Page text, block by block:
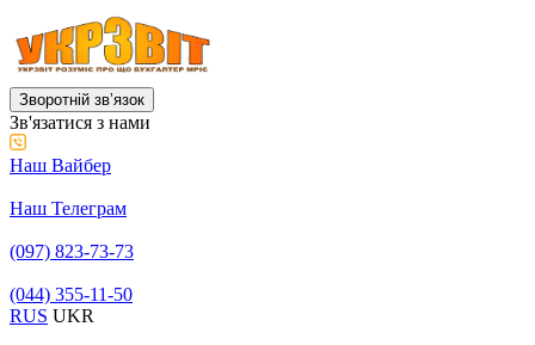
Зворотній звʼязок
Зв'язатися з нами
Наш Вайбер
Наш Телеграм
(097) 823-73-73
(044) 355-11-50
RUS UKR